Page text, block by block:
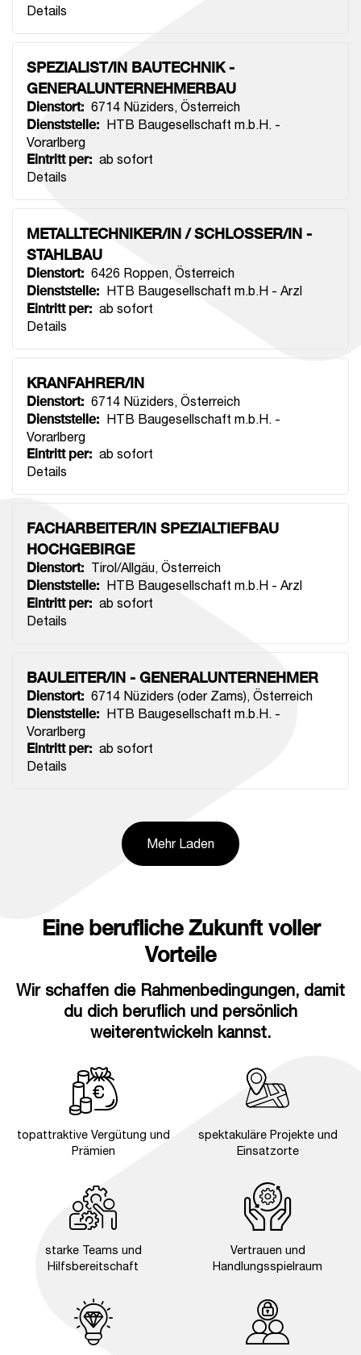
Details
SPEZIALIST/IN BAUTECHNIK -
GENERALUNTERNEHMERBAU
Dienstort: 6714 Nüziders, Österreich
Dienststelle: HTB Baugesellschaft m.b.H. -
Vorarlberg
Eintritt per: ab sofort
Details
METALLTECHNIKER/IN / SCHLOSSER/IN -
STAHLBAU
Dienstort: 6426 Roppen, Österreich
Dienststelle: HTB Baugesellschaft m.b.H - Arzl
Eintritt per: ab sofort
Details
KRANFAHRER/IN
Dienstort: 6714 Nüziders, Österreich
Dienststelle: HTB Baugesellschaft m.b.H. -
Vorarlberg
Eintritt per: ab sofort
Details
FACHARBEITER/IN SPEZIALTIEFBAU
HOCHGEBIRGE
Dienstort: Tirol/Allgäu, Österreich
Dienststelle: HTB Baugesellschaft m.b.H - Arzl
Eintritt per: ab sofort
Details
BAULEITER/IN - GENERALUNTERNEHMER
Dienstort: 6714 Nüziders (oder Zams), Österreich
Dienststelle: HTB Baugesellschaft m.b.H. -
Vorarlberg
Eintritt per: ab sofort
Details
Mehr Laden
Eine berufliche Zukunft voller
Vorteile
Wir schaffen die Rahmenbedingungen, damit
du dich beruflich und persönlich
weiterentwickeln kannst.
topattraktive Vergütung und
Prämien
spektakuläre Projekte und
Einsatzorte
starke Teams und
Hilfsbereitschaft
Vertrauen und
Handlungsspielraum